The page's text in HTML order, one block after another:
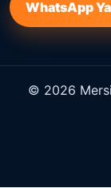
WhatsApp
© 2026